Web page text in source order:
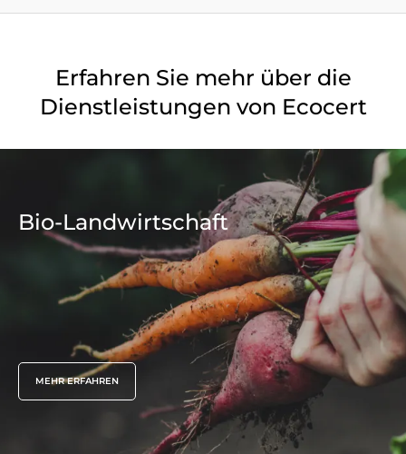
Erfahren Sie mehr über die
Dienstleistungen von Ecocert
Bio-Landwirtschaft
MEHR ERFAHREN